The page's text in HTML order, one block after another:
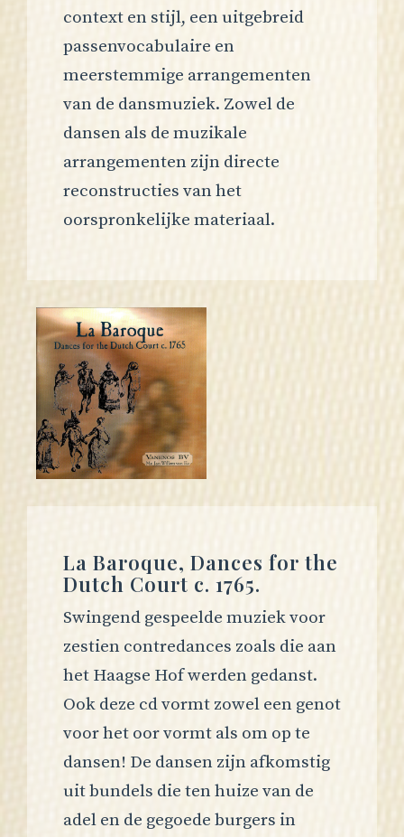
context en stijl, een uitgebreid
passenvocabulaire en
meerstemmige arrangementen
van de dansmuziek. Zowel de
dansen als de muzikale
arrangementen zijn directe
reconstructies van het
oorspronkelijke materiaal.
La Baroque, Dances for the
Dutch Court c. 1765.
Swingend gespeelde muziek voor
zestien contredances zoals die aan
het Haagse Hof werden gedanst.
Ook deze cd vormt zowel een genot
voor het oor vormt als om op te
dansen! De dansen zijn afkomstig
uit bundels die ten huize van de
adel en de gegoede burgers in